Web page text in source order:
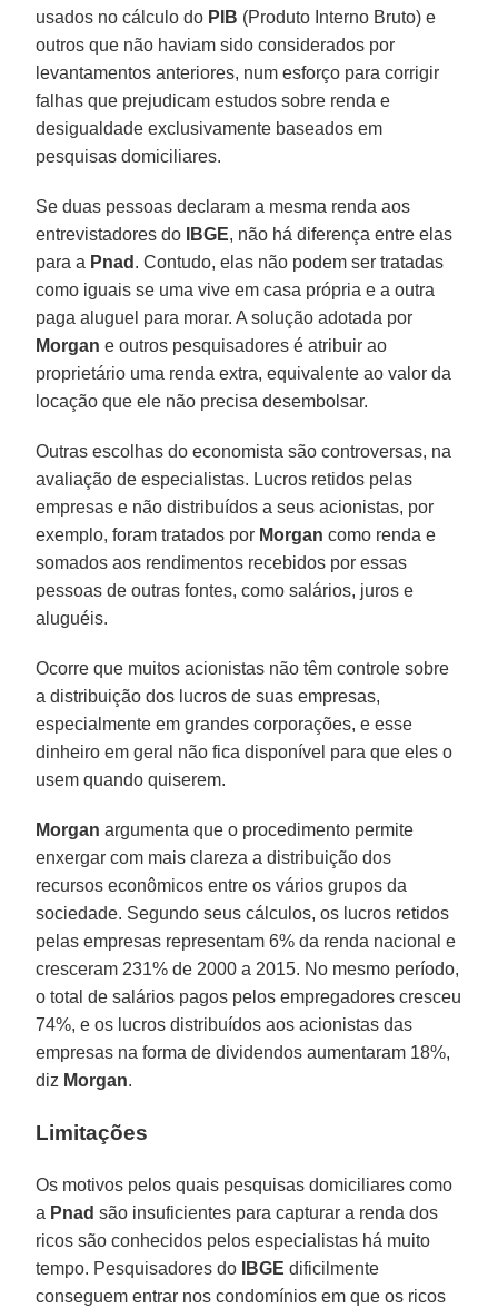
usados no cálculo do PIB (Produto Interno Bruto) e
outros que não haviam sido considerados por
levantamentos anteriores, num esforço para corrigir
falhas que prejudicam estudos sobre renda e
desigualdade exclusivamente baseados em
pesquisas domiciliares.
Se duas pessoas declaram a mesma renda aos
entrevistadores do
IBGE, não há diferença entre elas
para a Pnad . Contudo, elas não podem ser tratadas
como iguais se uma vive em casa própria e a outra
paga aluguel para morar. A solução adotada por
Morgan e outros pesquisadores é atribuir ao
proprietário uma renda extra, equivalente ao valor da
locação que ele não precisa desembolsar.
Outras escolhas do economista são controversas, na
avaliação de especialistas. Lucros retidos pelas
empresas e não distribuídos a seus acionistas, por
exemplo, foram tratados por Morgan como renda e
somados aos rendimentos recebidos por essas
pessoas de outras fontes, como salários, juros e
aluguéis.
Ocorre que muitos acionistas não têm controle sobre
a distribuição dos lucros de suas empresas,
especialmente em grandes corporações, e esse
dinheiro em geral não fica disponível para que eles o
usem quando quiserem.
Morgan argumenta que o procedimento permite
enxergar com mais clareza a distribuição dos
recursos econômicos entre os vários grupos da
sociedade. Segundo seus cálculos, os lucros retidos
pelas empresas representam 6% da renda nacional e
cresceram 231% de 2000 a 2015. No mesmo período,
o total de salários pagos pelos empregadores cresceu
74%, e os lucros distribuídos aos acionistas das
empresas na forma de dividendos aumentaram 18%,
diz Morgan.
Limitações
Os motivos pelos quais pesquisas domiciliares como
a Pnad são insuficientes para capturar a renda dos
ricos são conhecidos pelos especialistas há muito
tempo. Pesquisadores do
IBGE dificilmente
conseguem entrar nos condomínios em que os ricos